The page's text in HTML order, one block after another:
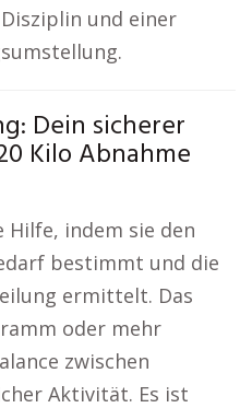
und einer
Dein sicherer
Kilo Abnahme
indem sie den
bestimmt und die
ermittelt. Das
oder mehr
zwischen
Aktivität. Es ist